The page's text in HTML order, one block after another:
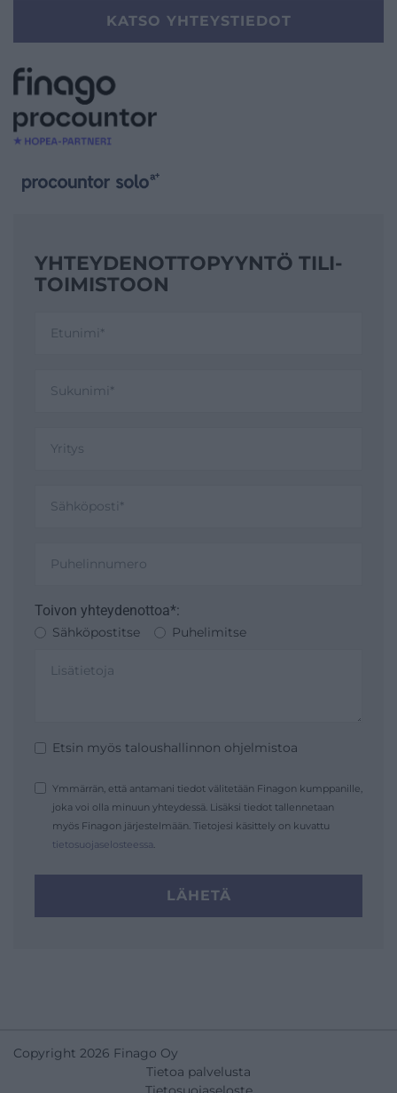
KATSO YHTEYSTIEDOT
YHTEYDENOTTO­PYYNTÖ TILI­
TOIMISTOON
Toivon yhteydenottoa*:
Sähköpostitse Puhelimitse
Etsin myös taloushallinnon ohjelmistoa
Ymmärrän, että antamani tiedot välitetään Finagon kumppanille,
joka voi olla minuun yhteydessä. Lisäksi tiedot tallennetaan
myös Finagon järjestelmään. Tietojesi käsittely on kuvattu
tietosuojaselosteessa .
LÄHETÄ
Copyright 2026 Finago Oy
Tietoa palvelusta